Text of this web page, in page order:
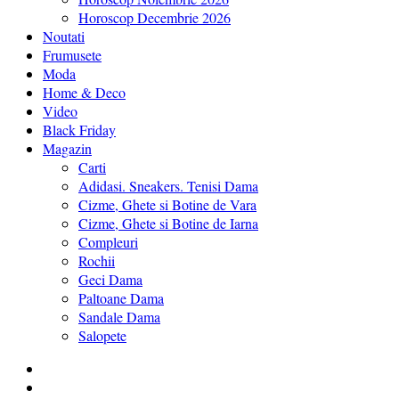
Horoscop Decembrie 2026
Noutati
Frumusete
Moda
Home & Deco
Video
Black Friday
Magazin
Carti
Adidasi. Sneakers. Tenisi Dama
Cizme, Ghete si Botine de Vara
Cizme, Ghete si Botine de Iarna
Compleuri
Rochii
Geci Dama
Paltoane Dama
Sandale Dama
Salopete